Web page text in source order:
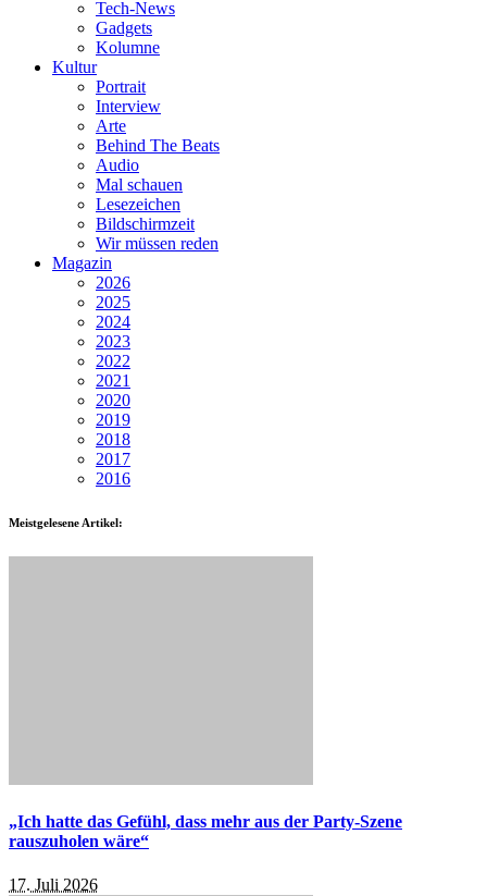
Tech-News
Gadgets
Kolumne
Kultur
Portrait
Interview
Arte
Behind The Beats
Audio
Mal schauen
Lesezeichen
Bildschirmzeit
Wir müssen reden
Magazin
2026
2025
2024
2023
2022
2021
2020
2019
2018
2017
2016
Meistgelesene Artikel:
„Ich hatte das Gefühl, dass mehr aus der Party-Szene
rauszuholen wäre“
17. Juli 2026